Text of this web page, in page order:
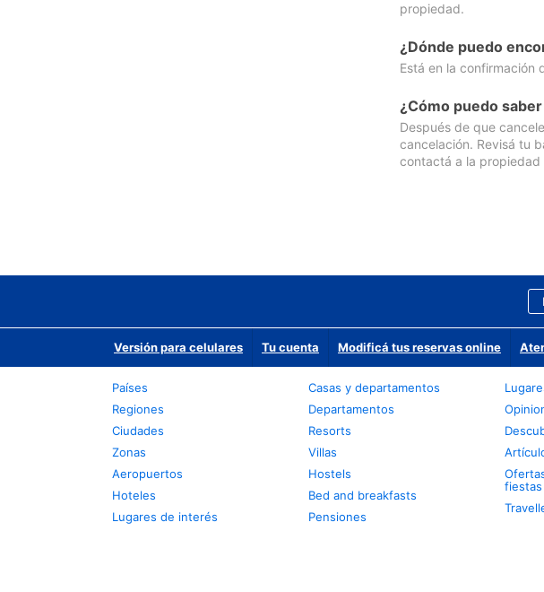
propiedad.
¿Dónde puedo
Está en la confirmación
¿Cómo puedo
Después de que
cancelación. Revisá tu
contactá a la
Versión para celulares Tu cuenta Modificá tus reservas online
Países
Regiones
Ciudades
Zonas
Aeropuertos
Hoteles
Lugares de interés
Casas y departamentos
Departamentos
Resorts
Villas
Hostels
Bed and breakfasts
Pensiones
fiestas